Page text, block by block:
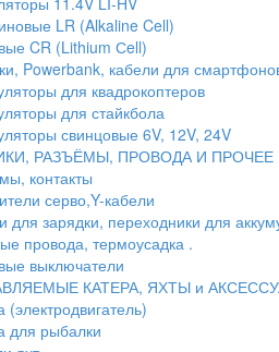
LR (Alkaline Cell)
CR (Lithium Сell)
Powerbank, кабели для
для квадрокоптеров
для стайкбола
свинцовые 6V, 12V, 24V
РАЗЪЁМЫ, ПРОВОДА И ПРОЧЕЕ
контакты
серво,Y-кабели
для зарядки, переходники для
провода, термоусадка .
выключатели
КАТЕРА, ЯХТЫ и
(электродвигатель)
для рыбалки